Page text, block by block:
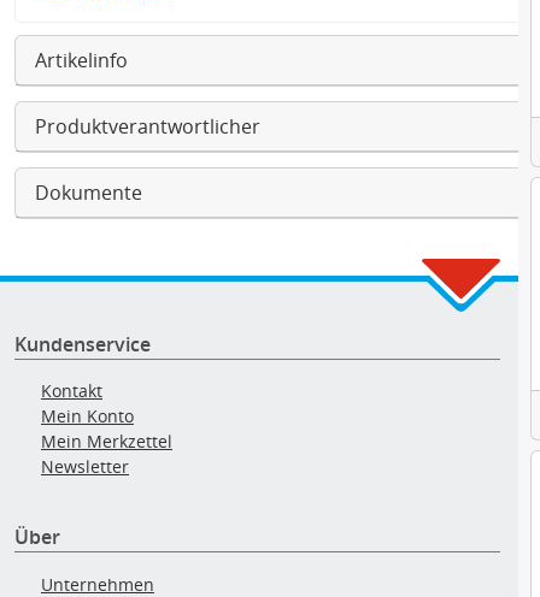
Artikelinfo
Produktverantwortlicher
Dokumente
Kundenservice
Kontakt
Mein Konto
Mein Merkzettel
Newsletter
Über
Unternehmen